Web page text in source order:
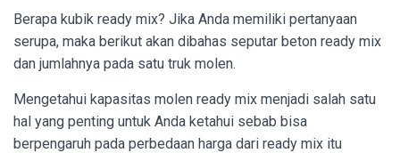
Berapa kubik ready mix? Jika Anda memiliki pertanyaan
serupa, maka berikut akan dibahas seputar beton ready mix
dan jumlahnya pada satu truk molen.
Mengetahui kapasitas molen ready mix menjadi salah satu
hal yang penting untuk Anda ketahui sebab bisa
berpengaruh pada perbedaan harga dari ready mix itu